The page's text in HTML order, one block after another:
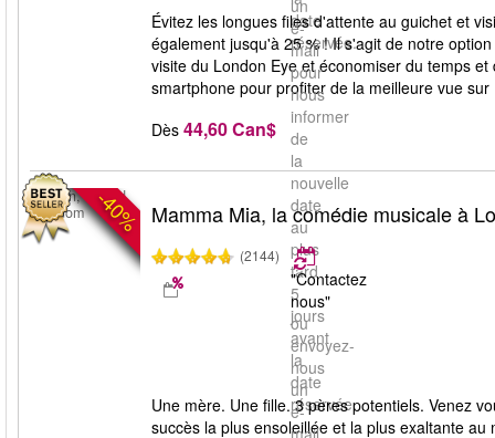
date
réservée.
un
e-
mail
pour
nous
informer
de
la
nouvelle
date
au
plus
tard
5
jours
avant
la
date
réservée.
Évitez les longues files d'attente au guichet et
également jusqu'à 25 % ! Il s'agit de notre
visite du London Eye et économiser du temps
smartphone pour profiter de la meilleure vue sur
Dès 44,60 Can$
-40%
London, United
Kingdom
Mamma Mia, la comédie musicale à
(2144)
"Contactez
nous"
ou
envoyez-
nous
un
e-
mail
Une mère. Une fille. 3 pères potentiels. Venez
succès la plus ensoleillée et la plus exaltante